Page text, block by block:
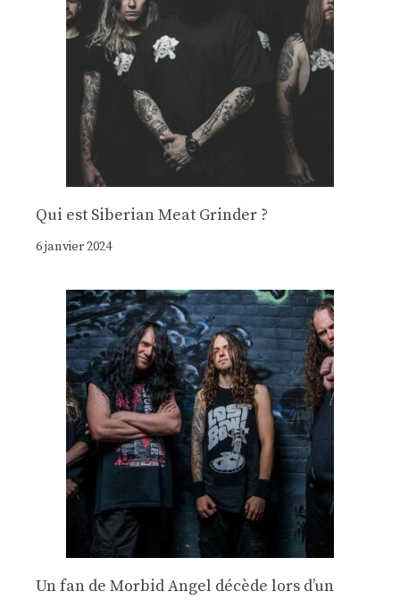
Qui est Siberian Meat Grinder ?
6 janvier 2024
Un fan de Morbid Angel décède lors d’un